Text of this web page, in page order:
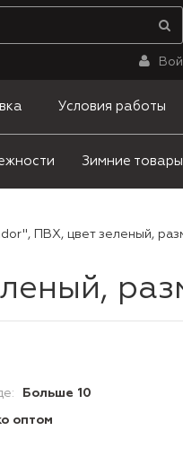
Условия работы
Зимние товары
ПВХ, цвет зеленый,
Больше 10
оптом